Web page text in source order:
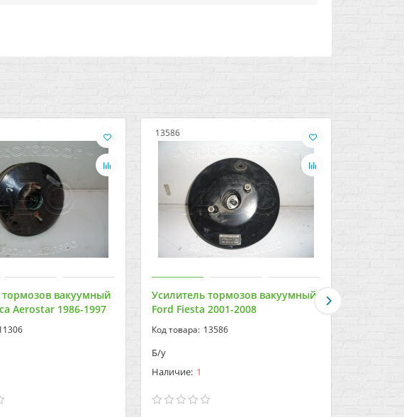
тормозов вакуумный
Aerostar 1986-1997
13586
Усилитель тормозов вакуумный
Ford Fiesta 2001-2008
13586
Б/у
1